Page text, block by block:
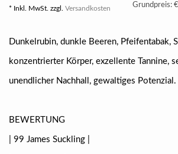
* Inkl. MwSt. zzgl. Versandkosten Grundpreis:
Dunkelrubin, dunkle Beeren, Pfeifentabak,
konzentrierter Körper, exzellente Tannine,
unendlicher Nachhall, gewaltiges Potenzial.
BEWERTUNG
| 99 James Suckling |